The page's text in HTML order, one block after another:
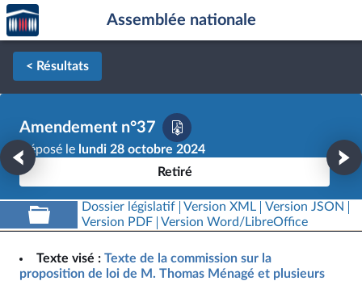
Aller au contenu
Aller en bas de la page
Accèder
à la
page
d'accueil
Assemblée nationale
< Résultats
Amendement n°37
Déposé le lundi 28 octobre 2024
Retiré
Dossier législatif Version XML
Version JSON
Version PDF
Version Word/LibreOffice
Texte visé : Texte de la commission sur la
proposition de loi de M. Thomas Ménagé et plusieurs